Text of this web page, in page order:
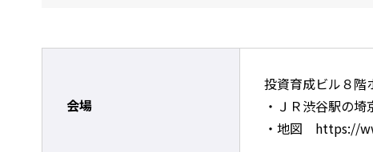
会場
投資育成ビル８階
・ＪＲ渋谷駅の
・地図 https://